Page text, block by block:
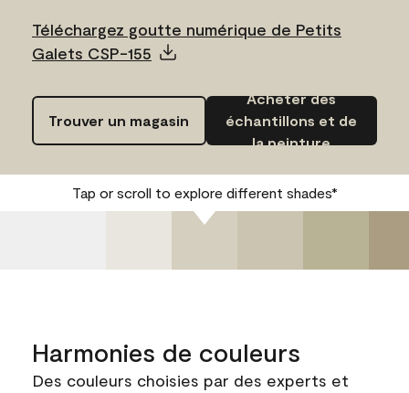
Téléchargez goutte numérique de Petits
Galets CSP-155
Trouver un magasin
Acheter des
échantillons et de
la peinture
Tap or scroll to explore different shades*
Harmonies de couleurs
Des couleurs choisies par des experts et